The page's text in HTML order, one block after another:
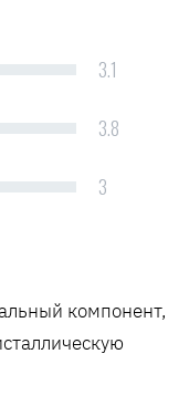
3.1
3.8
3
компонент,